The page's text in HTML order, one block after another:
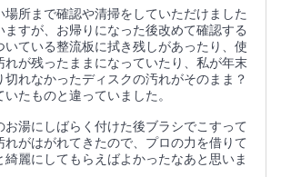
場所まで確認や清掃をしていただけました
ますが、お帰りになった後改めて確認する
いている整流板に拭き残しがあったり、使
れが残ったままになっていたり、私が年末
切れなかったディスクの汚れがそのまま？
たものと違っていました。
お湯にしばらく付けた後ブラシでこすって
れがはがれてきたので、プロの力を借りて
綺麗にしてもらえばよかったなあと思いま